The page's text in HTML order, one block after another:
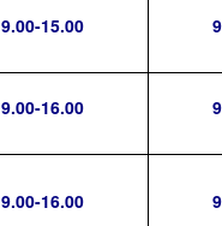
9.00-15.00
9.00-16.00
9.00-16.00